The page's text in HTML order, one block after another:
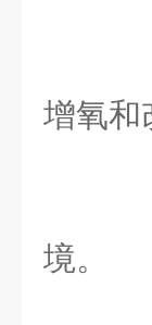
增氧和
境。